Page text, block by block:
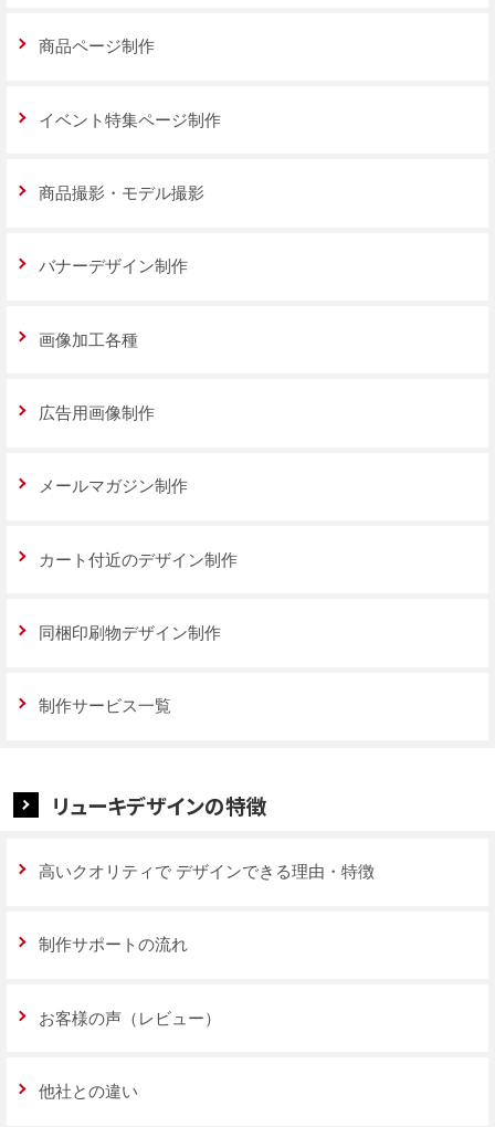
商品ページ制作
イベント特集ページ制作
商品撮影・モデル撮影
バナーデザイン制作
画像加工各種
広告用画像制作
メールマガジン制作
カート付近のデザイン制作
同梱印刷物デザイン制作
制作サービス一覧
リューキデザインの特徴
高いクオリティで デザインできる理由・特徴
制作サポートの流れ
お客様の声（レビュー）
他社との違い